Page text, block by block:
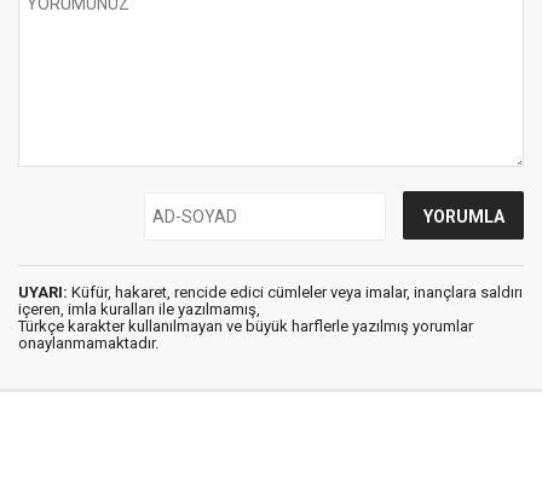
UYARI: Küfür, hakaret, rencide edici cümleler veya imalar, inançlara saldırı
içeren, imla kuralları ile yazılmamış,
Türkçe karakter kullanılmayan ve büyük harflerle yazılmış yorumlar
onaylanmamaktadır.